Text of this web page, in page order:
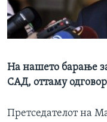
ИНТЕРВЈУА
Јазици
На нашето барање
САД, оттаму
Претседателот на